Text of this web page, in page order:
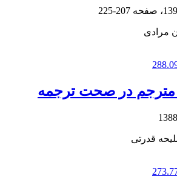
207-225
مرادی
در صحت ترجمه
قدرتی